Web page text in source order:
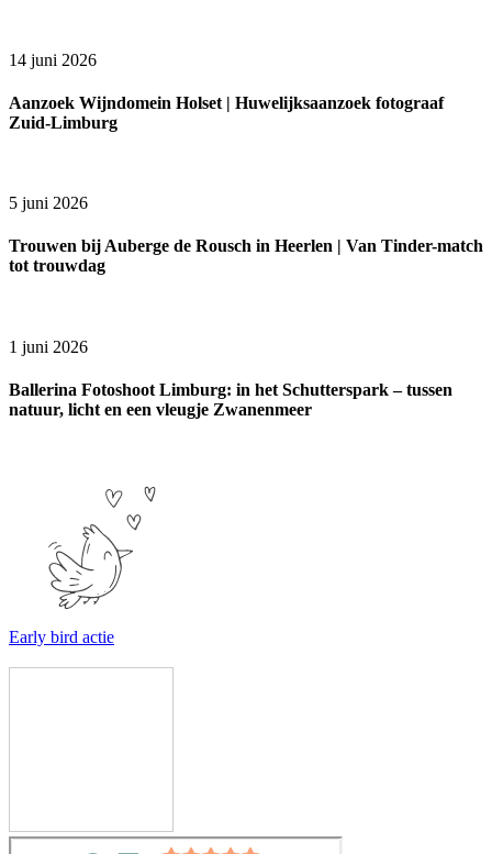
14 juni 2026
Aanzoek Wijndomein Holset | Huwelijksaanzoek fotograaf
Zuid-Limburg
5 juni 2026
Trouwen bij Auberge de Rousch in Heerlen | Van Tinder-match
tot trouwdag
1 juni 2026
Ballerina Fotoshoot Limburg: in het Schutterspark – tussen
natuur, licht en een vleugje Zwanenmeer
Early bird actie